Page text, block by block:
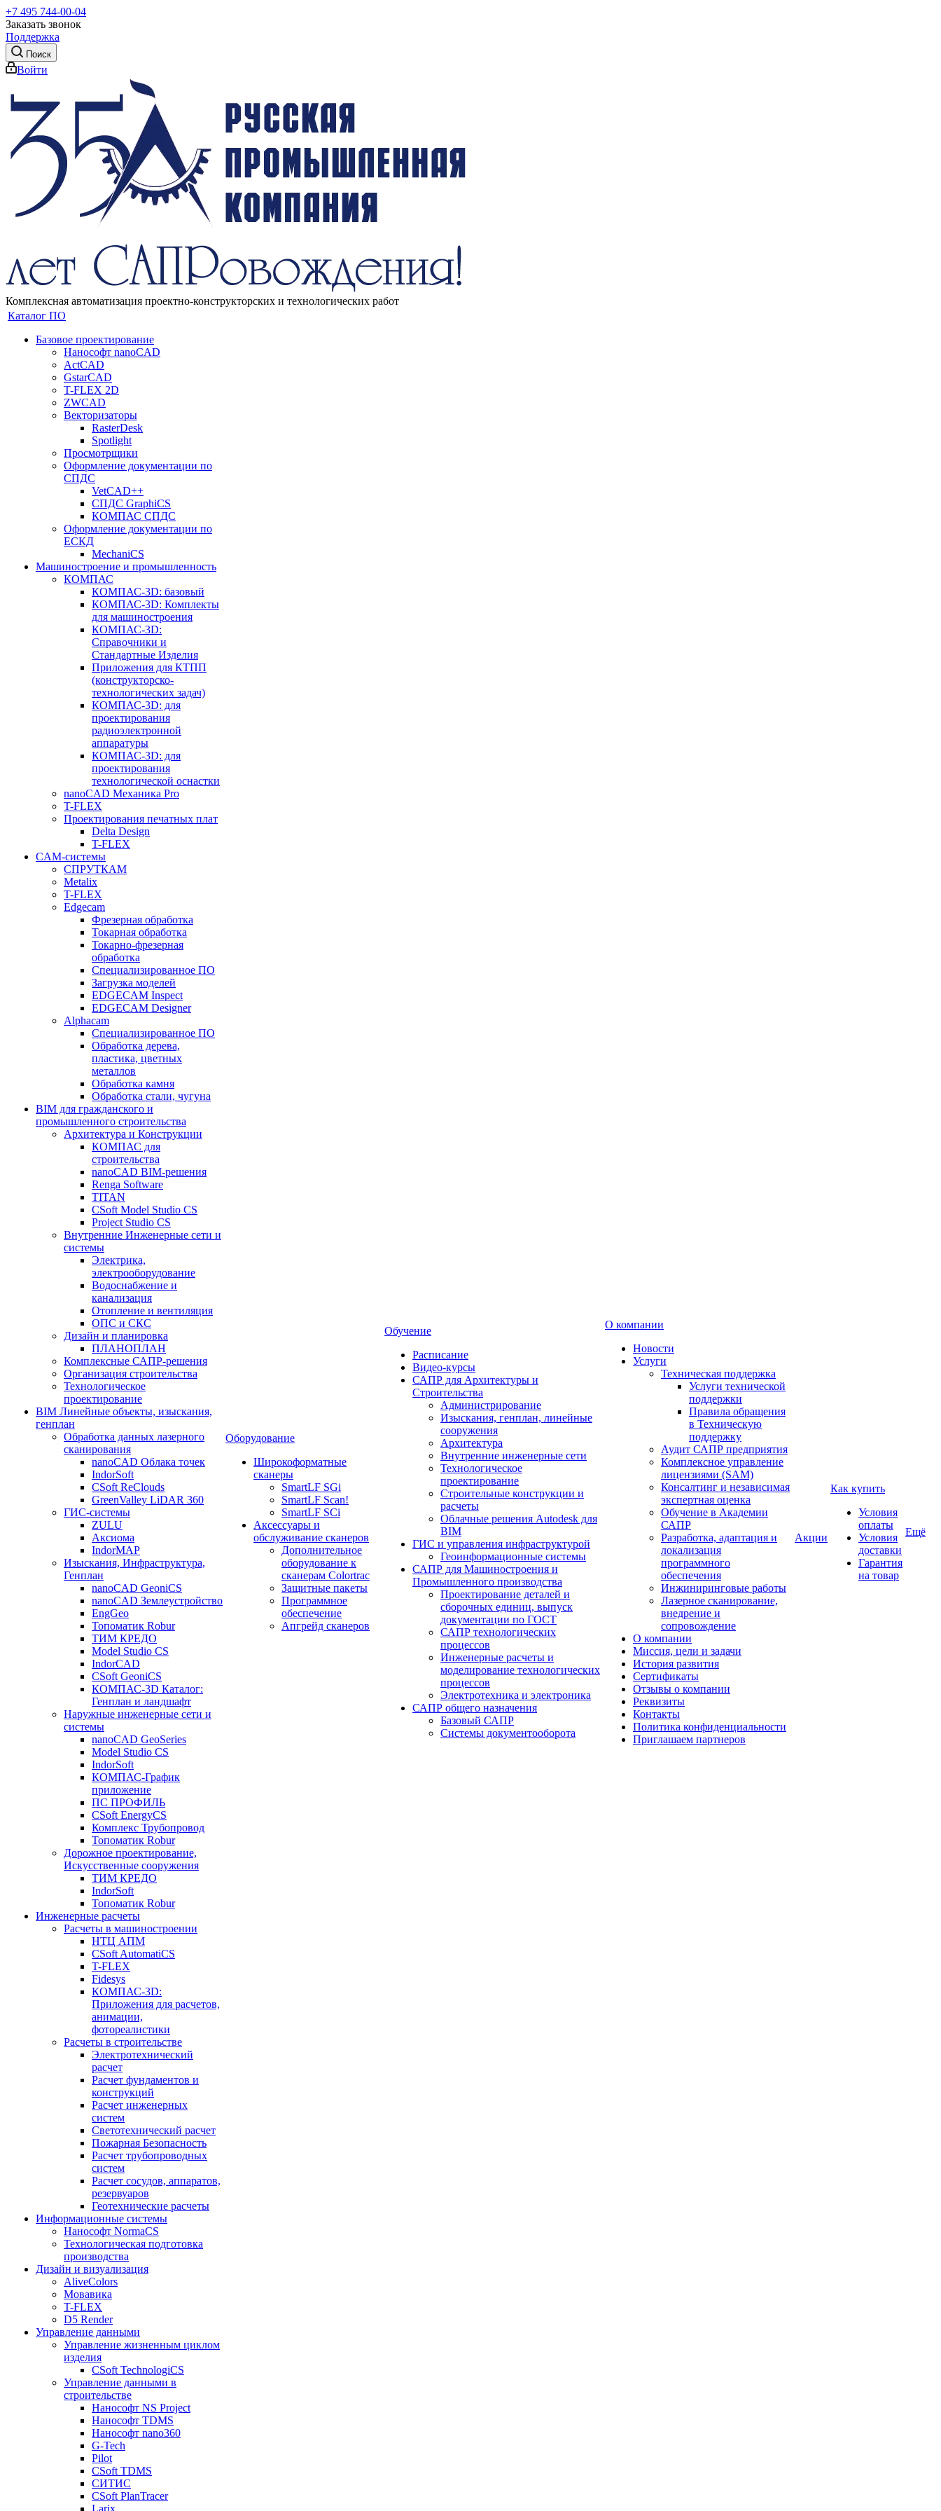
+7 495 744-00-04
Заказать звонок
Поддержка
Поиск
Войти
Комплексная автоматизация проектно-конструкторских и технологических работ
Каталог ПО
Базовое проектирование
Нанософт nanoCAD
ActCAD
GstarCAD
T-FLEX 2D
ZWCAD
Векторизаторы
RasterDesk
Spotlight
Просмотрщики
Оформление документации по
СПДС
VetCAD++
СПДС GraphiCS
КОМПАС СПДС
Оформление документации по
ЕСКД
MechaniCS
Машиностроение и промышленность
КОМПАС
КОМПАС-3D: базовый
КОМПАС-3D: Комплекты
для машиностроения
КОМПАС-3D:
Справочники и
Стандартные Изделия
Приложения для КТПП
(конструкторско-
технологических задач)
КОМПАС-3D: для
проектирования
радиоэлектронной
аппаратуры
КОМПАС-3D: для
проектирования
технологической оснастки
nanoCAD Механика Pro
T-FLEX
Проектирования печатных плат
Delta Design
T-FLEX
CAM-системы
СПРУТКAM
Metalix
T-FLEX
Edgecam
Фрезерная обработка
Токарная обработка
Токарно-фрезерная
обработка
Специализированное ПО
Загрузка моделей
EDGECAM Inspect
EDGECAM Designer
Alphacam
Специализированное ПО
Обработка дерева,
пластика, цветных
металлов
Обработка камня
Обработка стали, чугуна
BIM для гражданского и
промышленного строительства
Архитектура и Конструкции
КОМПАС для
строительства
nanoCAD BIM-решения
Renga Software
TITAN
CSoft Model Studio CS
Project Studio CS
Внутренние Инженерные сети и
системы
Электрика,
электрооборудование
Водоснабжение и
канализация
Отопление и вентиляция
ОПС и СКС
Дизайн и планировка
ПЛАНОПЛАН
Комплексные САПР-решения
Организация строительства
Технологическое
проектирование
BIM Линейные объекты, изыскания,
генплан
Обработка данных лазерного
сканирования
nanoCAD Облака точек
IndorSoft
CSoft ReClouds
GreenValley LiDAR 360
ГИС-системы
ZULU
Аксиома
IndorMAP
Изыскания, Инфраструктура,
Генплан
nanoCAD GeoniCS
nanoCAD Землеустройство
EngGeo
Топоматик Robur
ТИМ КРЕДО
Model Studio CS
IndorCAD
CSoft GeoniCS
КОМПАС-3D Каталог:
Генплан и ландшафт
Наружные инженерные сети и
системы
nanoCAD GeoSeries
Model Studio CS
IndorSoft
КОМПАС-График
приложение
ПС ПРОФИЛЬ
CSoft EnergyCS
Комплекс Трубопровод
Топоматик Robur
Дорожное проектирование,
Искусственные сооружения
ТИМ КРЕДО
IndorSoft
Топоматик Robur
Инженерные расчеты
Расчеты в машиностроении
НТЦ АПМ
CSoft AutomatiCS
T-FLEX
Fidesys
КОМПАС-3D:
Приложения для расчетов,
анимации,
фотореалистики
Расчеты в строительстве
Электротехнический
расчет
Расчет фундаментов и
конструкций
Расчет инженерных
систем
Светотехнический расчет
Пожарная Безопасность
Расчет трубопроводных
систем
Расчет сосудов, аппаратов,
резервуаров
Геотехнические расчеты
Информационные системы
Нанософт NormaCS
Технологическая подготовка
производства
Дизайн и визуализация
AliveColors
Мовавика
T-FLEX
D5 Render
Управление данными
Управление жизненным циклом
изделия
CSoft TechnologiCS
Управление данными в
строительстве
Нанософт NS Project
Нанософт TDMS
Нанософт nano360
G-Tech
Pilot
CSoft TDMS
СИТИС
CSoft PlanTracer
Larix
Оборудование
Широкоформатные
сканеры
SmartLF SGi
SmartLF Scan!
SmartLF SCi
Аксессуары и
обслуживание сканеров
Дополнительное
оборудование к
сканерам Colortrac
Защитные пакеты
Программное
обеспечение
Апгрейд сканеров
Обучение
Расписание
Видео-курсы
САПР для Архитектуры и
Строительства
Администрирование
Изыскания, генплан, линейные
сооружения
Архитектура
Внутренние инженерные сети
Технологическое
проектирование
Строительные конструкции и
расчеты
Облачные решения Autodesk для
BIM
ГИС и управления инфраструктурой
Геоинформационные системы
САПР для Машиностроения и
Промышленного производства
Проектирование деталей и
сборочных единиц, выпуск
документации по ГОСТ
САПР технологических
процессов
Инженерные расчеты и
моделирование технологических
процессов
Электротехника и электроника
САПР общего назначения
Базовый САПР
Системы документооборота
О компании
Новости
Услуги
Техническая поддержка
Услуги технической
поддержки
Правила обращения
в Техническую
поддержку
Аудит САПР предприятия
Комплексное управление
лицензиями (SAM)
Консалтинг и независимая
экспертная оценка
Обучение в Академии
САПР
Разработка, адаптация и
локализация
программного
обеспечения
Инжиниринговые работы
Лазерное сканирование,
внедрение и
сопровождение
О компании
Миссия, цели и задачи
История развития
Сертификаты
Отзывы о компании
Реквизиты
Контакты
Политика конфиденциальности
Приглашаем партнеров
Акции
Как купить
Условия
оплаты
Условия
доставки
Гарантия
на товар
Ещё